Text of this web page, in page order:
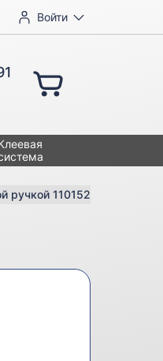
Войти
ручкой 1101522 (Ø10 мм,